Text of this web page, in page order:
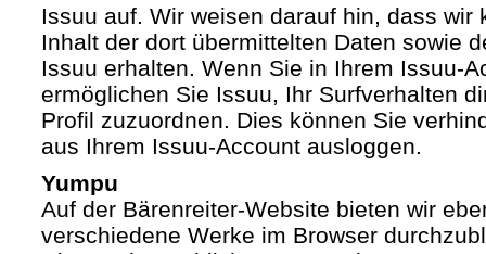
Issuu auf. Wir weisen darauf hin, dass wir
Inhalt der dort übermittelten Daten sowie
Issuu erhalten. Wenn Sie in Ihrem Issuu-
ermöglichen Sie Issuu, Ihr Surfverhalten
Profil zuzuordnen. Dies können Sie
aus Ihrem Issuu-Account ausloggen.
Yumpu
Auf der Bärenreiter-Website bieten wir
verschiedene Werke im Browser